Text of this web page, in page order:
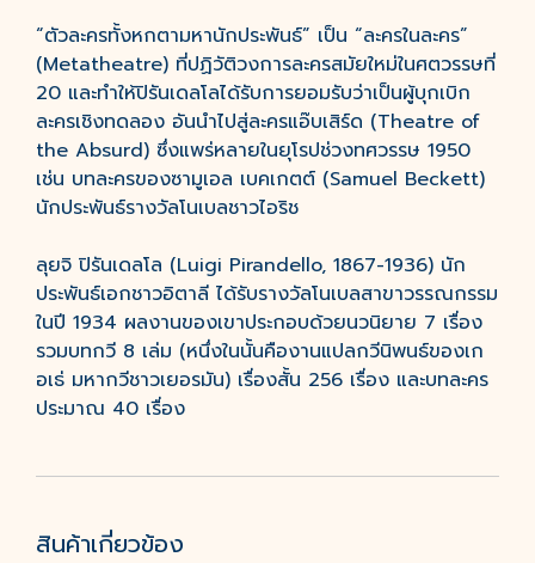
“ตัวละครทั้งหกตามหานักประพันธ์” เป็น “ละครในละคร”
(Metatheatre) ที่ปฏิวัติวงการละครสมัยใหม่ในศตวรรษที่
20 และทำให้ปิรันเดลโลได้รับการยอมรับว่าเป็นผู้บุกเบิก
ละครเชิงทดลอง อันนำไปสู่ละครแอ๊บเสิร์ด (Theatre of
the Absurd) ซึ่งแพร่หลายในยุโรปช่วงทศวรรษ 1950
เช่น บทละครของซามูเอล เบคเกตต์ (Samuel Beckett)
นักประพันธ์รางวัลโนเบลชาวไอริช
ลุยจิ ปิรันเดลโล (Luigi Pirandello, 1867-1936) นัก
ประพันธ์เอกชาวอิตาลี ได้รับรางวัลโนเบลสาขาวรรณกรรม
ในปี 1934 ผลงานของเขาประกอบด้วยนวนิยาย 7 เรื่อง
รวมบทกวี 8 เล่ม (หนึ่งในนั้นคืองานแปลกวีนิพนธ์ของเก
อเธ่ มหากวีชาวเยอรมัน) เรื่องสั้น 256 เรื่อง และบทละคร
ประมาณ 40 เรื่อง
สินค้าเกี่ยวข้อง